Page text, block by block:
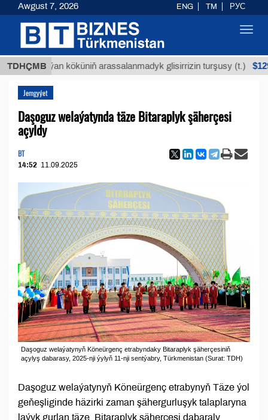
TDHÇMB
Buýan köküniň arassalanmadyk glisirrizin turşusy (t.) $12935,18
Jemgyýet
Daşoguz welaýatynda täze Bitaraplyk şäherçesi
açyldy
BT
14:52 11.09.2025
Daşoguz welaýatynyň Köneürgenç etrabyndaky Bitaraplyk şäherçesiniň
açylyş dabarasy, 2025-nji ýylyň 11‑nji sentýabry, Türkmenistan (Surat: TDH)
Daşoguz welaýatynyň Köneürgenç etrabynyň Täze ýol
geňeşliginde häzirki zaman şähergurluşyk talaplaryna
laýyk gurlan täze Bitaraplyk şäherçesi dabaraly
Awgust 7, 2026 ENG TM РУС